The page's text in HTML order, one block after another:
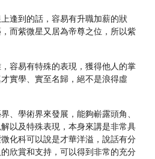
逢到的話，容易有升職加薪的狀
而紫微星又居為帝尊之位，所以紫
容易有特殊的表現，獲得他人的掌
實學、實至名歸，絕不是浪得虛
、學術界來發展，能夠嶄露頭角、
以及特殊表現，本身來講是非常具
化科可以說是才華洋溢，說話有分
欣賞和支持，可以得到非常的充分